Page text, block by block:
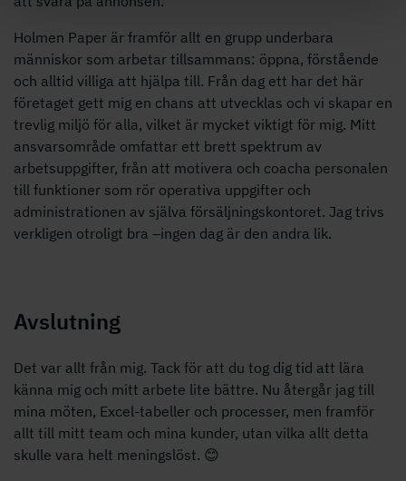
Holmen Paper är framför allt en grupp underbara
människor som arbetar tillsammans: öppna, förstående
och alltid villiga att hjälpa till. Från dag ett har det här
företaget gett mig en chans att utvecklas och vi skapar en
trevlig miljö för alla, vilket är mycket viktigt för mig. Mitt
ansvarsområde omfattar ett brett spektrum av
arbetsuppgifter, från att motivera och coacha personalen
till funktioner som rör operativa uppgifter och
administrationen av själva försäljningskontoret. Jag trivs
verkligen otroligt bra –ingen dag är den andra lik.
Avslutning
Det var allt från mig. Tack för att du tog dig tid att lära
känna mig och mitt arbete lite bättre. Nu återgår jag till
mina möten, Excel-tabeller och processer, men framför
allt till mitt team och mina kunder, utan vilka allt detta
skulle vara helt meningslöst. 😊